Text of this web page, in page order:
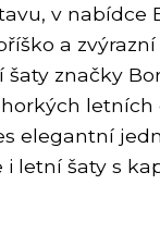
v nabídce
a
značky
elegantní
letní šaty s